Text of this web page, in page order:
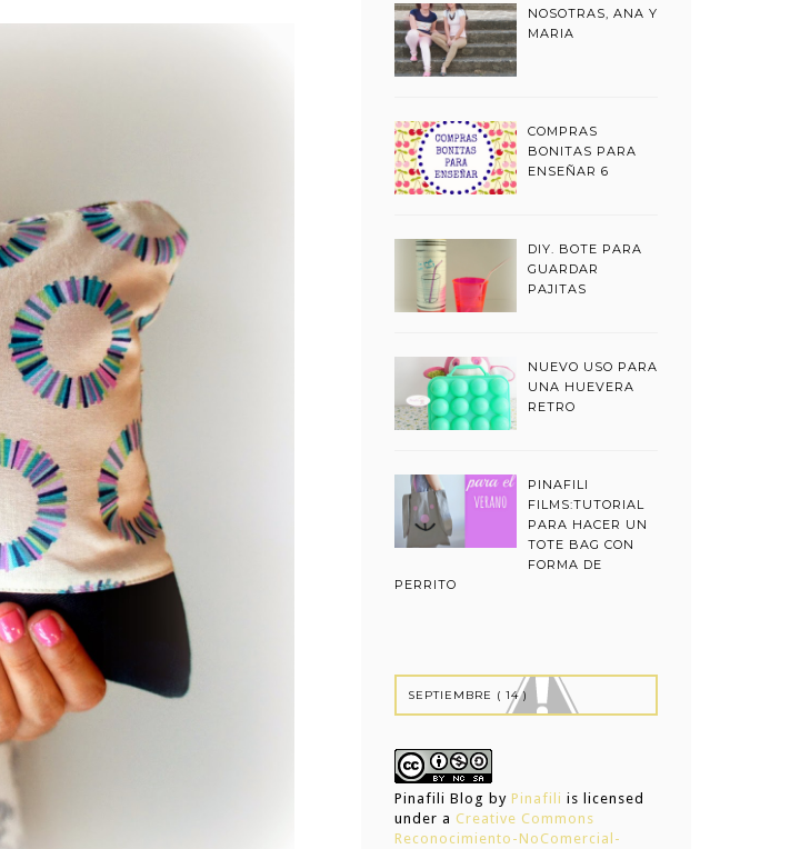
NOSOTRAS, ANA Y
MARIA
COMPRAS
BONITAS PARA
ENSEÑAR 6
DIY. BOTE PARA
GUARDAR
PAJITAS
NUEVO USO PARA
UNA HUEVERA
RETRO
PINAFILI
FILMS:TUTORIAL
PARA HACER UN
TOTE BAG CON
FORMA DE
PERRITO
Pinafili Blog by Pinafili is licensed
under a Creative Commons
Reconocimiento-NoComercial-